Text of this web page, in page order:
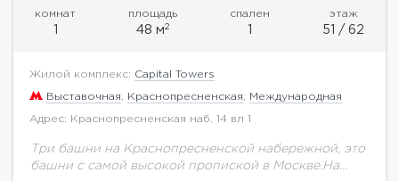
комнат
1
площадь
48 м2
спален
1
этаж
51 / 62
Жилой комплекс: Capital Towers
Выставочная Краснопресненская Международная
Адрес: Краснопресненская наб. 14 вл 1
Три башни на Краснопресненской набережной, это
башни с самой высокой пропиской в Москве.На